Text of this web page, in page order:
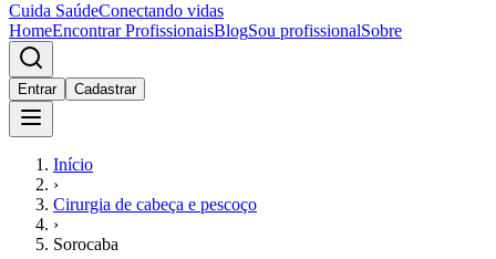
Cuida SaúdeConectando vidas
HomeEncontrar ProfissionaisBlogSou profissionalSobre
Entrar Cadastrar
Início
›
Cirurgia de cabeça e pescoço
›
Sorocaba